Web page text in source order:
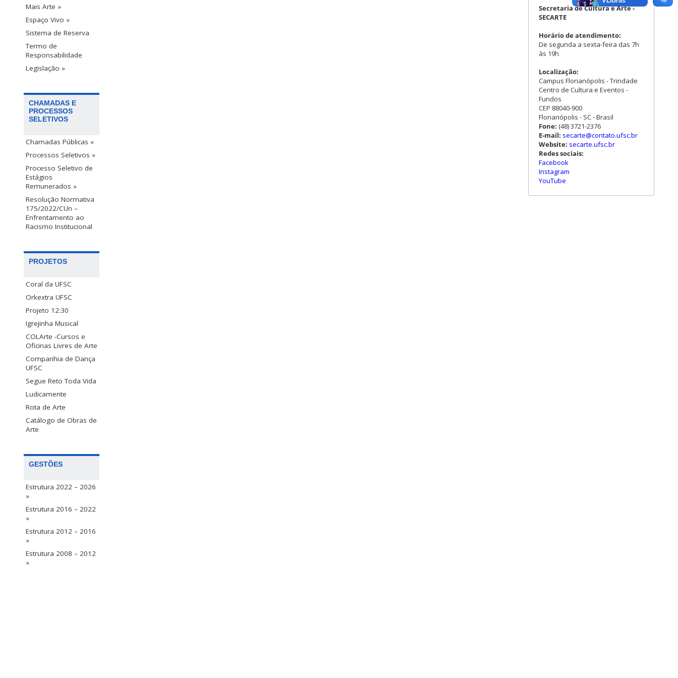
Mais Arte »
Espaço Vivo »
Sistema de Reserva
Termo de
Responsabilidade
Legislação »
CHAMADAS E
PROCESSOS
SELETIVOS
Chamadas Públicas »
Processos Seletivos »
Processo Seletivo de
Estágios
Remunerados »
Resolução Normativa
175/2022/CUn –
Enfrentamento ao
Racismo Institucional
PROJETOS
Coral da UFSC
Orkextra UFSC
Projeto 12:30
Igrejinha Musical
COLArte -Cursos e
Oficinas Livres de Arte
Companhia de Dança
UFSC
Segue Reto Toda Vida
Ludicamente
Rota de Arte
Catálogo de Obras de
Arte
GESTÕES
Estrutura 2022 – 2026
»
Estrutura 2016 – 2022
»
Estrutura 2012 – 2016
»
Estrutura 2008 – 2012
»
Secretaria de Cultura e Arte -
SECARTE
Horário de atendimento:
De segunda a sexta-feira das 7h
às 19h
Localização:
Campus Florianópolis - Trindade
Centro de Cultura e Eventos -
Fundos
CEP 88040-900
Florianópolis - SC - Brasil
Fone: (48) 3721-2376
E-mail: secarte@contato.ufsc.br
Website: secarte.ufsc.br
Redes sociais:
Facebook
Instagram
YouTube